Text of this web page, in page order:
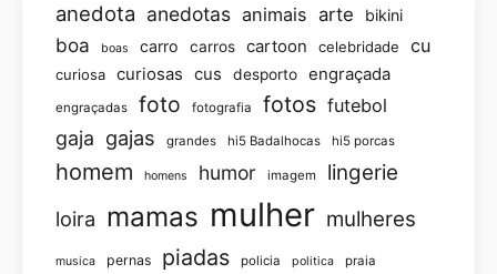
anedota anedotas animais arte bikini
boa boas carro carros cartoon celebridade cu
curiosa curiosas cus desporto engraçada
engraçadas foto fotografia fotos futebol
gaja gajas grandes hi5 Badalhocas hi5 porcas
homem homens humor imagem lingerie
loira mamas mulher mulheres
musica pernas piadas policia politica praia